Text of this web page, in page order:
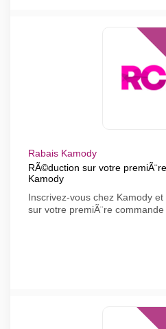
Rabais Kamody
RÃ©duction sur votre
Kamody
Inscrivez-vous chez Kamody
sur votre premiÃ¨re commande